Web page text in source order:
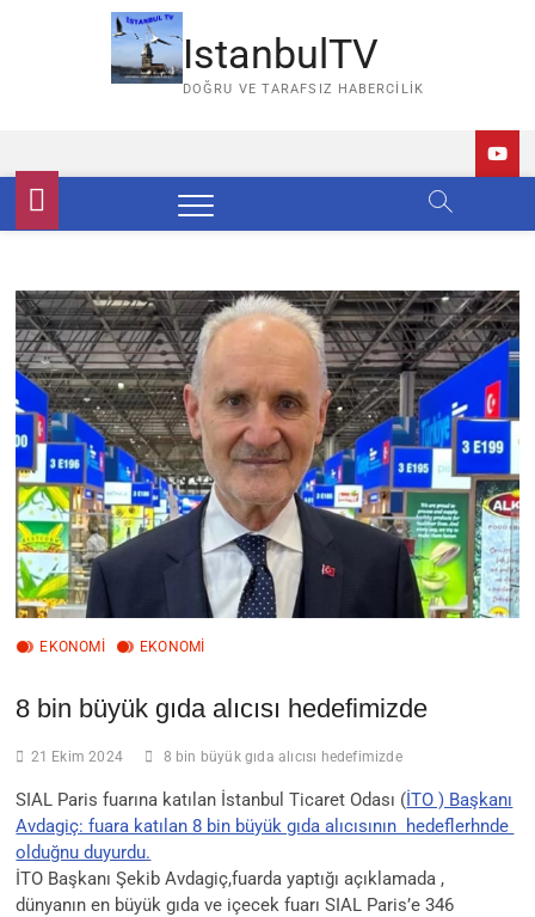
IstanbulTV
DOĞRU VE TARAFSIZ HABERCILIK
EKONOMI EKONOMİ
8 bin büyük gıda alıcısı hedefimizde
21 Ekim 2024 8 bin büyük gıda alıcısı hedefimizde
SIAL Paris fuarına katılan İstanbul Ticaret Odası (İTO ) Başkanı
Avdagiç: fuara katılan 8 bin büyük gıda alıcısının hedeflerhnde
olduğnu duyurdu.
İTO Başkanı Şekib Avdagiç,fuarda yaptığı açıklamada ,
dünyanın en büyük gıda ve içecek fuarı SIAL Paris’e 346